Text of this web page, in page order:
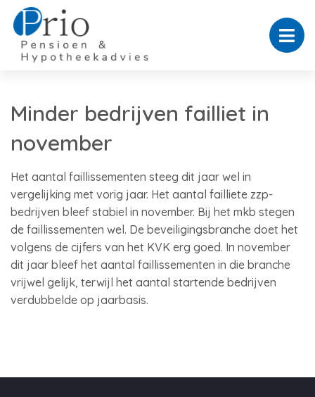
Minder bedrijven failliet in
november
Het aantal faillissementen steeg dit jaar wel in
vergelijking met vorig jaar. Het aantal failliete zzp-
bedrijven bleef stabiel in november. Bij het mkb stegen
de faillissementen wel. De beveiligingsbranche doet het
volgens de cijfers van het KVK erg goed. In november
dit jaar bleef het aantal faillissementen in die branche
vrijwel gelijk, terwijl het aantal startende bedrijven
verdubbelde op jaarbasis.